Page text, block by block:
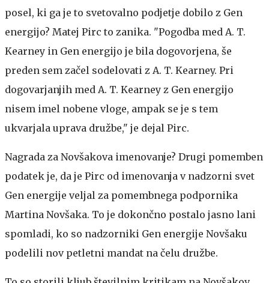
posel, ki ga je to svetovalno podjetje dobilo z Gen
energijo? Matej Pirc to zanika. "Pogodba med A. T.
Kearney in Gen energijo je bila dogovorjena, še
preden sem začel sodelovati z A. T. Kearney. Pri
dogovarjanjih med A. T. Kearney z Gen energijo
nisem imel nobene vloge, ampak se je s tem
ukvarjala uprava družbe," je dejal Pirc.
Nagrada za Novšakova imenovanje? Drugi pomemben
podatek je, da je Pirc od imenovanja v nadzorni svet
Gen energije veljal za pomembnega podpornika
Martina Novšaka. To je dokončno postalo jasno lani
spomladi, ko so nadzorniki Gen energije Novšaku
podelili nov petletni mandat na čelu družbe.